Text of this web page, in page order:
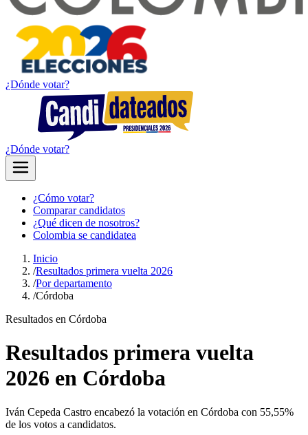
¿Dónde votar?
¿Dónde votar?
¿Cómo votar?
Comparar candidatos
¿Qué dicen de nosotros?
Colombia se candidatea
Inicio
/Resultados primera vuelta 2026
/Por departamento
/Córdoba
Resultados en Córdoba
Resultados primera vuelta
2026 en Córdoba
Iván Cepeda Castro encabezó la votación en Córdoba con 55,55%
de los votos a candidatos.